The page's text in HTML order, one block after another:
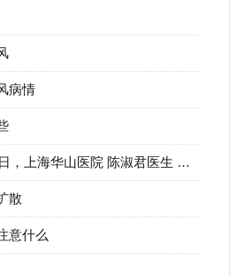
病情
海华山医院 陈淑君医生 莅临宁波华仁
散
意什么